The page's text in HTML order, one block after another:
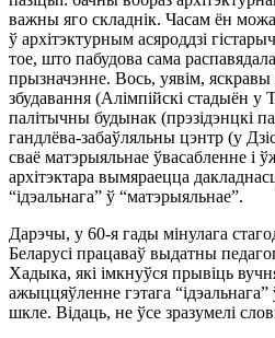
важны яго складнік. Часам ён
ў архітэктурным асяроддзі
тое, што пабудова сама
прызначэнне. Вось, уявім, яскравы
збудавання (Алімпійскі стадыён у
палітычны будынак (прэзідэнцкі
гандлёва-забаўляльны цэнтр (у
сваё матэрыяльнае ўвасабленне і
архітэктара вымяраецца
“ідэальнага” ў “матэрыяльнае”.
Дарэчы, у 60-я гады мінулага
Беларусі працаваў выдатны
Хадыка, які імкнуўся прывіць
ажыццяўленне гэтага
шкле. Відаць, не ўсе зразумелі